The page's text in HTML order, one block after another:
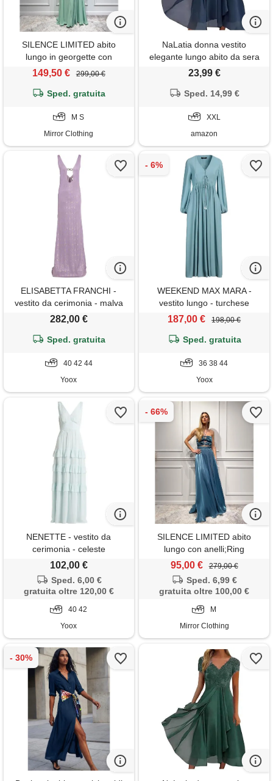
SILENCE LIMITED abito
lungo in georgette con
intreccio;Calypso;SILENCE
LIMITED, verde
149,50 € 299,00 €
Sped. gratuita
M S
Mirror Clothing
NaLatia donna vestito
elegante lungo abito da sera
scollo a v manica corta
stampa chiffon vestiti curvy
aderente abito estivo taglie
23,99 €
Sped. 14,99 €
XXL
amazon
ELISABETTA FRANCHI -
vestito da cerimonia - malva
282,00 €
Sped. gratuita
40 42 44
Yoox
WEEKEND MAX MARA -
vestito lungo - turchese
187,00 € 198,00 €
Sped. gratuita
36 38 44
Yoox
NENETTE - vestito da
cerimonia - celeste
102,00 €
Sped. 6,00 €
gratuita oltre 120,00 €
40 42
Yoox
SILENCE LIMITED abito
lungo con anelli;Ring
grace;SILENCE LIMITED, blu
95,00 € 279,00 €
Sped. 6,99 €
gratuita oltre 100,00 €
M
Mirror Clothing